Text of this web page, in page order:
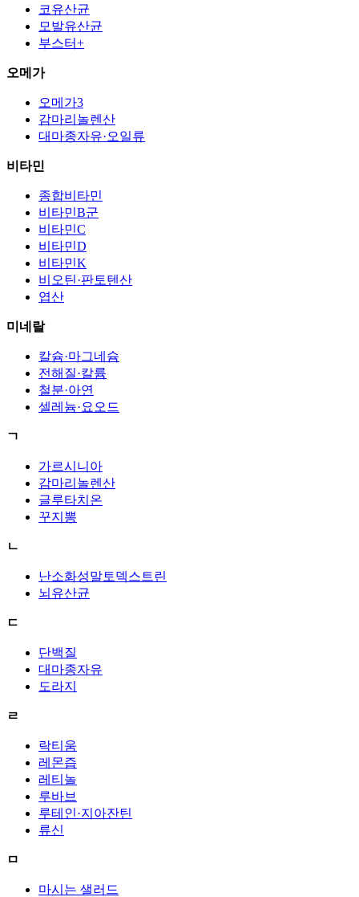
코유산균
모발유산균
부스터+
오메가
오메가3
감마리놀렌산
대마종자유·오일류
비타민
종합비타민
비타민B군
비타민C
비타민D
비타민K
비오틴·판토텐산
엽산
미네랄
칼슘·마그네슘
전해질·칼륨
철분·아연
셀레늄·요오드
ㄱ
가르시니아
감마리놀렌산
글루타치온
꾸지뽕
ㄴ
난소화성말토덱스트린
뇌유산균
ㄷ
단백질
대마종자유
도라지
ㄹ
락티움
레몬즙
레티놀
루바브
루테인·지아잔틴
류신
ㅁ
마시는 샐러드